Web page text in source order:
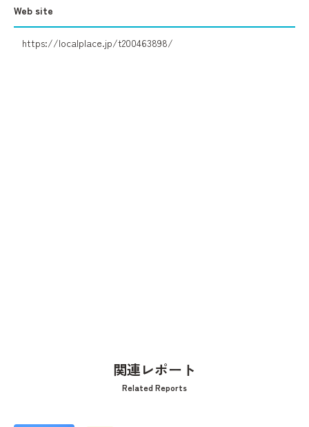
Web site
https://localplace.jp/t200463898/
関連レポート
Related Reports